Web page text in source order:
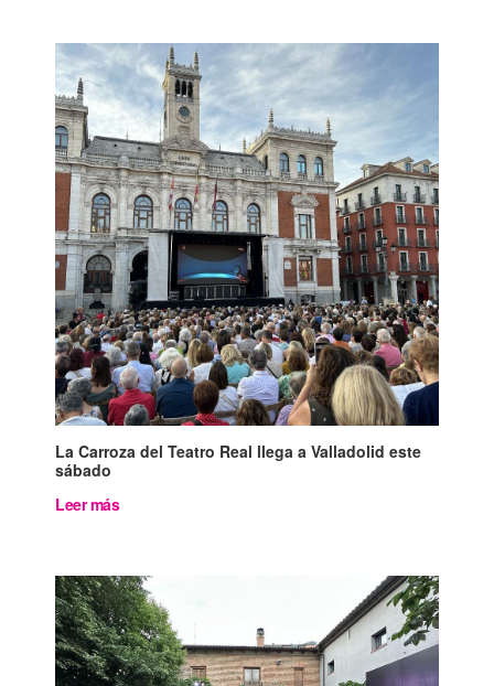
La Carroza del Teatro Real llega a Valladolid este
sábado
Leer más